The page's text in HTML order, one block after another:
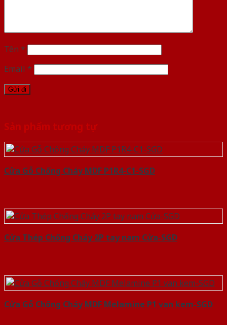
Tên *
Email *
Sản phẩm tương tự
Cửa Gỗ Chống Cháy MDF P1R4-C1-SGD
Cửa Thép Chống Cháy 2P tay nam Cửa-SGD
Cửa Gỗ Chống Cháy MDF Melamine P1 van kem-SGD